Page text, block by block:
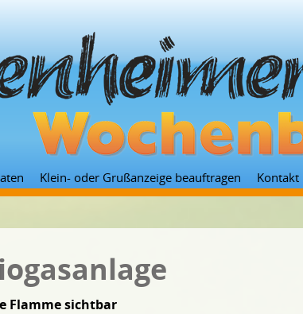
Zum
Inhalt
Klein- oder Grußanzeige beauftragen Kontakt
Flamme sichtbar